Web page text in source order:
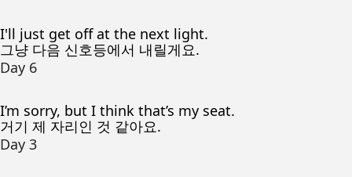
I'll just get off at the next light.
그냥 다음 신호등에서 내릴게요.
Day 6
I’m sorry, but I think that’s my seat.
거기 제 자리인 것 같아요.
Day 3